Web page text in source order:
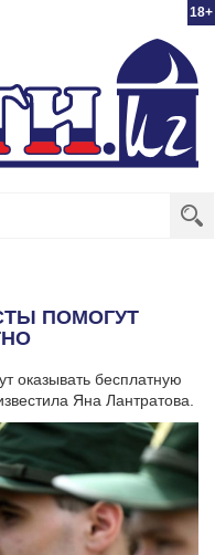
18+
ПОМОГУТ
оказывать бесплатную
Яна Лантратова.